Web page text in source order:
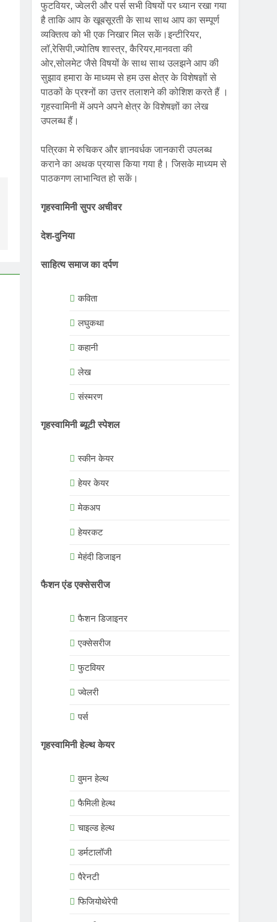
फुटवियर, ज्वेलरी और पर्स सभी विषयों पर ध्यान रखा गया
है ताकि आप के खूबसूरती के साथ साथ आप का सम्पूर्ण
व्यक्तित्व को भी एक निखार मिल सकें।इन्टीरियर,
लॉ,रेसिपी,ज्योतिष शास्त्र, कैरियर,मानवता की
ओर,सोलमेट जैसे विषयों के साथ साथ उलझने आप की
सुझाव हमारा के माध्यम से हम उस क्षेत्र के विशेषज्ञों से
पाठकों के प्रश्नों का उत्तर तलाशने की कोशिश करते हैं ।
गृहस्वामिनी में अपने अपने क्षेत्र के विशेषज्ञों का लेख
उपलब्ध हैं।
पत्रिका मे रुचिकर और ज्ञानवर्धक जानकारी उपलब्ध
कराने का अथक प्रयास किया गया है। जिसके माध्यम से
पाठकगण लाभान्वित हो सकें।
गृहस्वामिनी सुपर अचीवर
देश-दुनिया
साहित्य समाज का दर्पण
कविता
लघुकथा
कहानी
लेख
संस्मरण
गृहस्वामिनी ब्यूटी स्पेशल
स्कीन केयर
हेयर केयर
मेकअप
हेयरकट
मेहंदी डिजाइन
फैशन एंड एक्सेसरीज
फैशन डिजाइनर
एक्सेसरीज
फुटवियर
ज्वेलरी
पर्स
गृहस्वामिनी हेल्थ केयर
वुमन हेल्थ
फैमिली हेल्थ
चाइल्ड हेल्थ
डर्मटालॉजी
पैरेनटी
फिजियोथेरेपी